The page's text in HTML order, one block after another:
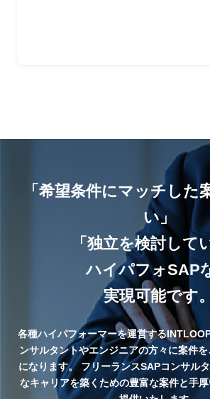
「希望条件にマッチした
い」
「独立を検討して
ハイパフォSAP
実現可能です。
各種ハイパフォーマーを運営する
ンサルタントやエンジニアの方々に案件
になります。フリーランスSAPコンサル
なキャリアを築くための豊富な案件と手